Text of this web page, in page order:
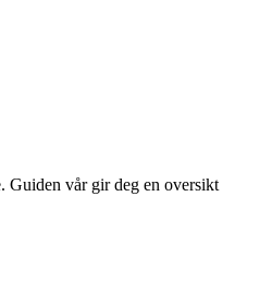
Guiden vår gir deg en oversikt